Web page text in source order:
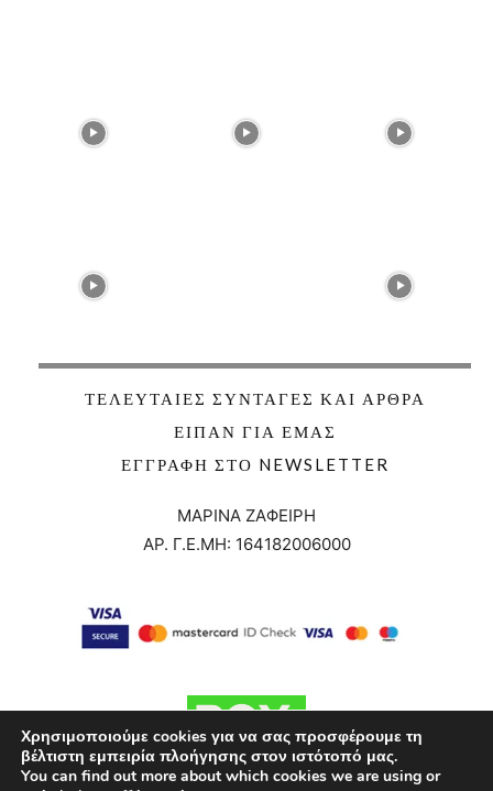
ΤΕΛΕΥΤΑΊΕΣ ΣΥΝΤΑΓΈΣ ΚΑΙ ΆΡΘΡΑ
ΕΊΠΑΝ ΓΙΑ ΕΜΆΣ
ΕΓΓΡΑΦΉ ΣΤΟ NEWSLETTER
ΜΑΡΙΝΑ ΖΑΦΕΙΡΗ
ΑΡ. Γ.Ε.ΜΗ: 164182006000
Χρησιμοποιούμε cookies για να σας προσφέρουμε τη
βέλτιστη εμπειρία πλοήγησης στον ιστότοπό μας.
You can find out more about which cookies we are using or